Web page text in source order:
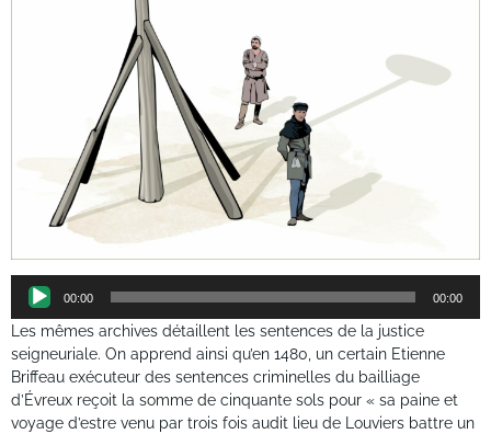
Lecteur
audio
00:00 00:00
Les mêmes archives détaillent les sentences de la justice
seigneuriale. On apprend ainsi qu’en 1480, un certain Etienne
Briffeau exécuteur des sentences criminelles du bailliage
d’Évreux reçoit la somme de cinquante sols pour « sa paine et
voyage d’estre venu par trois fois audit lieu de Louviers battre un